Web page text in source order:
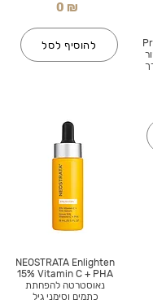
0 ₪
להוסיף לסל
NEOSTRATA Enlighten
15% Vitamin C + PHA
נאוסטרטה להפחתת
כתמים וסימני גיל